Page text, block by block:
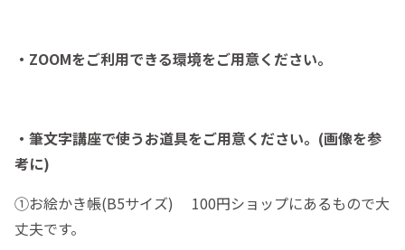
・ZOOMをご利用できる環境をご用意ください。
・筆文字講座で使うお道具をご用意ください。(画像を参
考に)
①お絵かき帳(B5サイズ) 100円ショップにあるもので大
丈夫です。